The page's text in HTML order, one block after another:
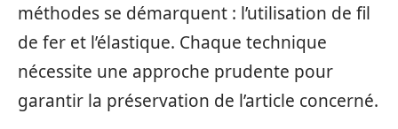
méthodes se démarquent : l’utilisation de fil
de fer et l’élastique. Chaque technique
nécessite une approche prudente pour
garantir la préservation de l’article concerné.